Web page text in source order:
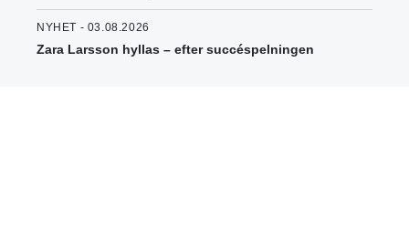
NYHET - 03.08.2026
Zara Larsson hyllas – efter succéspelningen